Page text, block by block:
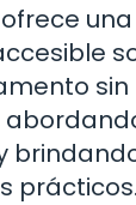
prácticos.